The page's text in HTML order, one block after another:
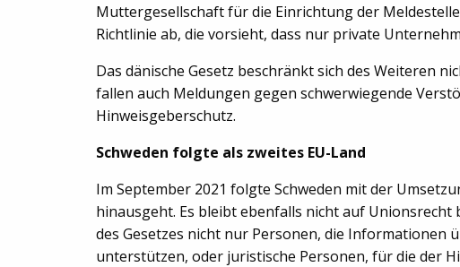
Muttergesellschaft für die Einrichtung der
Richtlinie ab, die vorsieht, dass nur private
Das dänische Gesetz beschränkt sich des Weiteren
fallen auch Meldungen gegen schwerwiegende
Hinweisgeberschutz.
Schweden folgte als zweites EU-Land
Im September 2021 folgte Schweden mit der
hinausgeht. Es bleibt ebenfalls nicht auf
des Gesetzes nicht nur Personen, die Informationen
unterstützen, oder juristische Personen, für die der